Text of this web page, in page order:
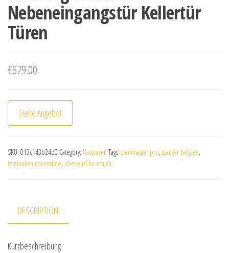
Nebeneingangstür Kellertür
Türen
€679.00
Siehe Angebot
SKU: 013c143b24d0 Category: Haustüren Tags: penimaster pro, stecker belgien,
telefunken concertino, überwurf für couch
DESCRIPTION
Kurzbeschreibung